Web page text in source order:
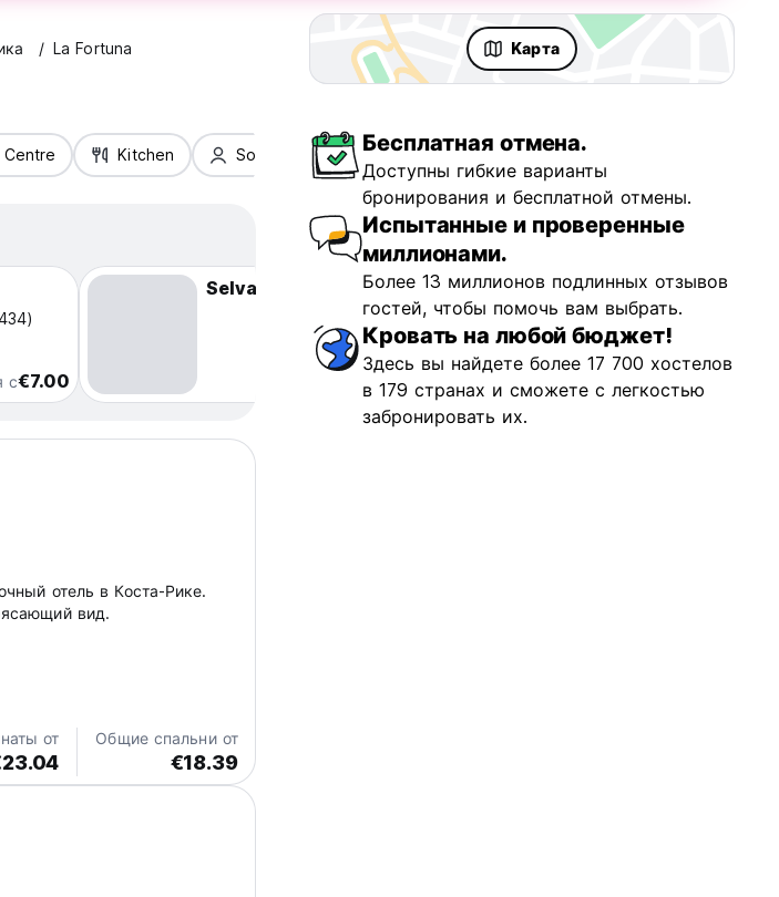
La Fortuna Kарта
Kitchen Solo Travellers Fun & Party
с€7.00
Selva Tented Camp
€57.78
отель в Коста-Рике.
вид.
от Общие спальни от
€18.39
Бесплатная отмена.
Доступны гибкие варианты
бронирования и бесплатной отмены.
Испытанные и проверенные
миллионами.
Более 13 миллионов подлинных отзывов
гостей, чтобы помочь вам выбрать.
Кровать на любой бюджет!
Здесь вы найдете более 17 700 хостелов
в 179 странах и сможете с легкостью
забронировать их.